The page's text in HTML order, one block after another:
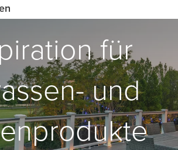
für
und